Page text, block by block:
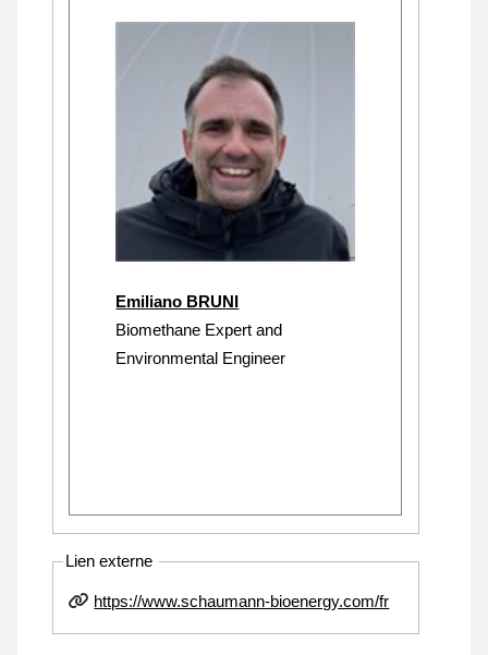
Emiliano BRUNI
Biomethane Expert and
Environmental Engineer
Lien externe
https://www.schaumann-bioenergy.com/fr